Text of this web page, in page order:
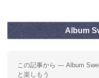
Album
この記事から — Album
と楽しもう